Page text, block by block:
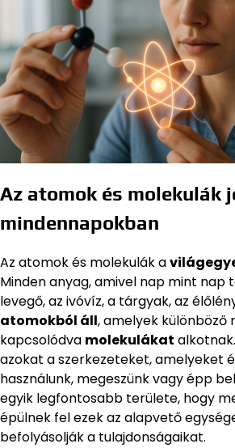
Az atomok és molekulák
mindennapokban
Az atomok és molekulák a
Minden anyag, amivel nap mint nap
levegő, az ivóvíz, a tárgyak, az
atomokból áll, amelyek különböző
kapcsolódva molekulákat
azokat a szerkezeteket, amelyeket
használunk, megeszünk vagy épp
egyik legfontosabb területe, hogy
épülnek fel ezek az alapvető
befolyásolják a tulajdonságaikat.